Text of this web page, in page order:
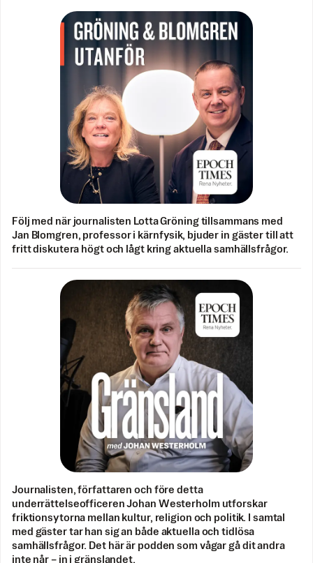
Följ med när journalisten Lotta Gröning tillsammans med
Jan Blomgren, professor i kärnfysik, bjuder in gäster till att
fritt diskutera högt och lågt kring aktuella samhällsfrågor.
Journalisten, författaren och före detta
underrättelseofficeren Johan Westerholm utforskar
friktionsytorna mellan kultur, religion och politik. I samtal
med gäster tar han sig an både aktuella och tidlösa
samhällsfrågor. Det här är podden som vågar gå dit andra
inte når – in i gränslandet.